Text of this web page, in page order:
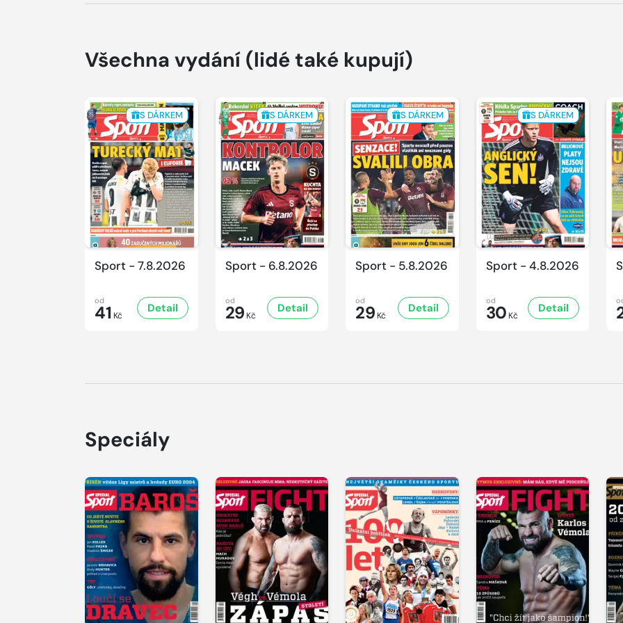
Všechna vydání (lidé také kupují)
S DÁRKEM
Sport - 7.8.2026
od
41 Kč
Detail
S DÁRKEM
Sport - 6.8.2026
od
29 Kč
Detail
S DÁRKEM
Sport - 5.8.2026
od
29 Kč
Detail
S DÁRKEM
Sport - 4.8.2026
od
30 Kč
Detail
Speciály